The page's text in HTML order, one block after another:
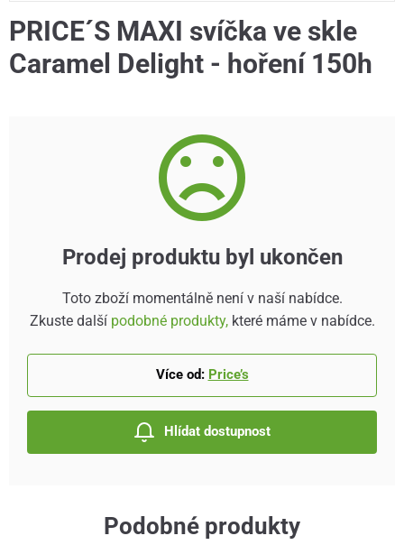
PRICE´S MAXI svíčka ve skle
Caramel Delight - hoření 150h
Prodej produktu byl ukončen
Toto zboží momentálně není v naší nabídce.
Zkuste další podobné produkty,které máme v nabídce.
Více od: Price’s
Hlídat dostupnost
Podobné produkty